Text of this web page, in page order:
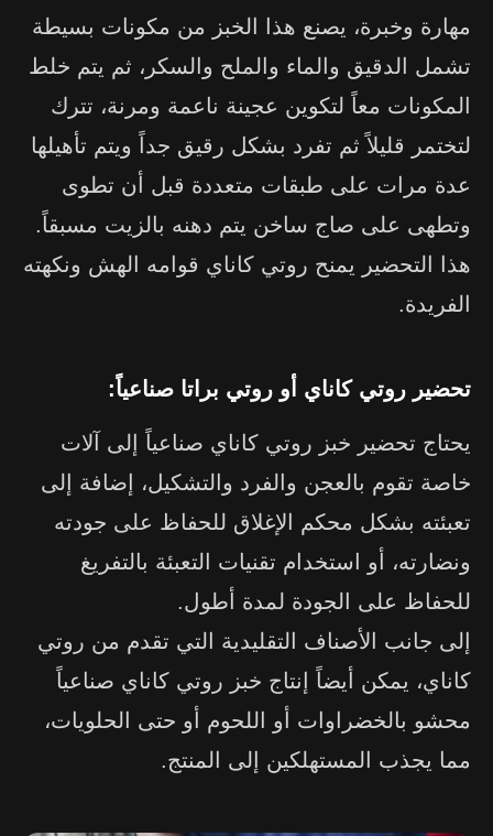
مهارة وخبرة، يصنع هذا الخبز من مكونات بسيطة
تشمل الدقيق والماء والملح والسكر، ثم يتم خلط
المكونات معاً لتكوين عجينة ناعمة ومرنة، تترك
لتختمر قليلاً ثم تفرد بشكل رقيق جداً ويتم تأهيلها
عدة مرات على طبقات متعددة قبل أن تطوى
وتطهى على صاج ساخن يتم دهنه بالزيت مسبقاً.
هذا التحضير يمنح روتي كاناي قوامه الهش ونكهته
الفريدة.
تحضير روتي كاناي أو روتي براتا صناعياً:
يحتاج تحضير خبز روتي كاناي صناعياً إلى آلات
خاصة تقوم بالعجن والفرد والتشكيل، إضافة إلى
تعبئته بشكل محكم الإغلاق للحفاظ على جودته
ونضارته، أو استخدام تقنيات التعبئة بالتفريغ
للحفاظ على الجودة لمدة أطول.
إلى جانب الأصناف التقليدية التي تقدم من روتي
كاناي، يمكن أيضاً إنتاج خبز روتي كاناي صناعياً
محشو بالخضراوات أو اللحوم أو حتى الحلويات،
مما يجذب المستهلكين إلى المنتج.